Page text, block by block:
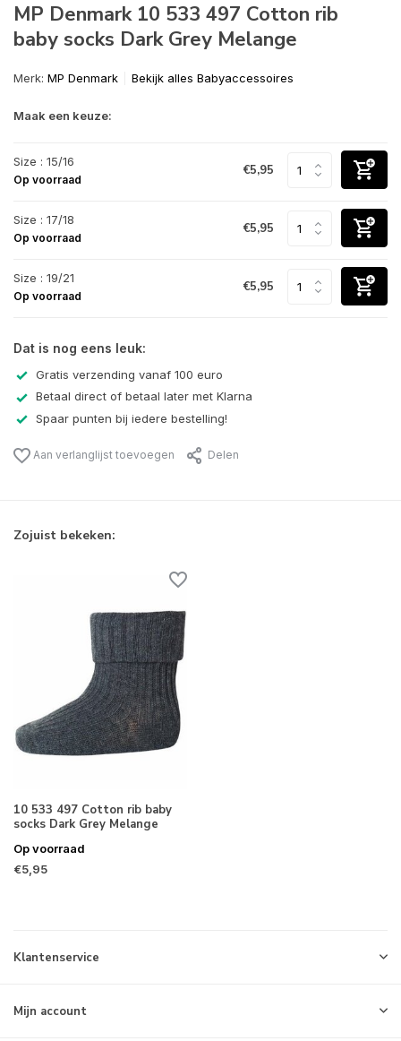
MP Denmark 10 533 497 Cotton rib
baby socks Dark Grey Melange
Merk: MP Denmark Bekijk alles Babyaccessoires
Maak een keuze:
Size : 15/16
Op voorraad
€5,95
Size : 17/18
Op voorraad
€5,95
Size : 19/21
Op voorraad
€5,95
Dat is nog eens leuk:
Gratis verzending vanaf 100 euro
Betaal direct of betaal later met Klarna
Spaar punten bij iedere bestelling!
Aan verlanglijst toevoegen Delen
Zojuist bekeken:
10 533 497 Cotton rib baby
socks Dark Grey Melange
Op voorraad
€5,95
Klantenservice
Mijn account